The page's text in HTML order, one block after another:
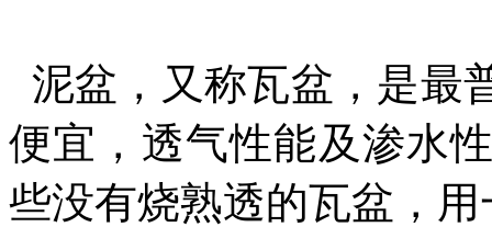
泥盆，又称瓦盆，是最
便宜，透气性能及渗水
些没有烧熟透的瓦盆，